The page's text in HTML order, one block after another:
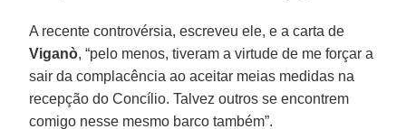
A recente controvérsia, escreveu ele, e a carta de
Viganò, “pelo menos, tiveram a virtude de me forçar a
sair da complacência ao aceitar meias medidas na
recepção do Concílio. Talvez outros se encontrem
comigo nesse mesmo barco também”.